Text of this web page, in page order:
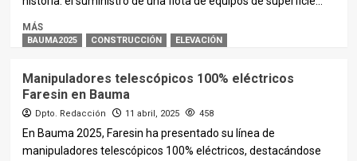
MÁS
BAUMA2025 CONSTRUCCIÓN ELEVACIÓN
Manipuladores telescópicos 100% eléctricos
Faresin en Bauma
Dpto. Redacción 11 abril, 2025 458
En Bauma 2025, Faresin ha presentado su línea de
manipuladores telescópicos 100% eléctricos, destacándose